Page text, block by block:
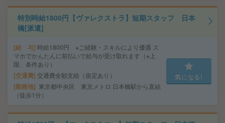
特別時給1800円【ヴァレクストラ】短期スタッフ 日本
橋[派遣]
給 与 時給1800円 ※ご経験・スキルにより優遇 ス
マホでかんたんに前払いで給与が受け取れます（※上
限、条件あり）
交通費 交通費全額支給（規定あり）
勤務地
東京都中央区 東京メトロ 日本橋駅から直結
（徒歩1分）
気になる!